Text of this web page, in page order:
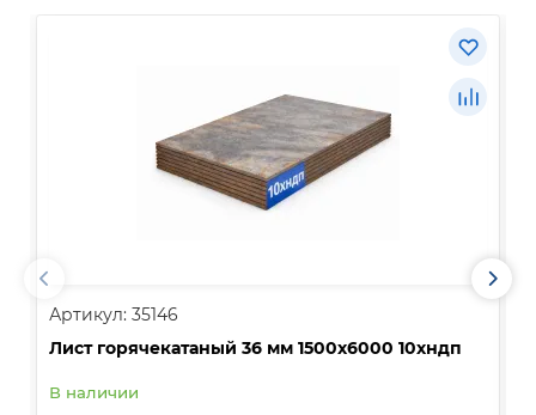
Артикул: 35146
Лист горячекатаный 36 мм 1500х6000 10хндп
В наличии